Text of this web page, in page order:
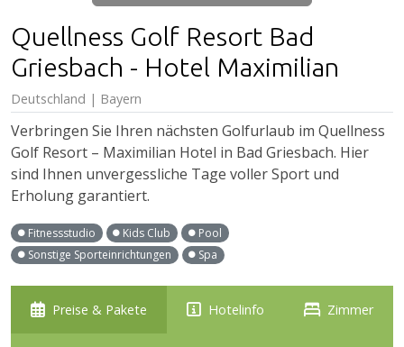
Quellness Golf Resort Bad
Griesbach - Hotel Maximilian
Deutschland | Bayern
Verbringen Sie Ihren nächsten Golfurlaub im Quellness
Golf Resort – Maximilian Hotel in Bad Griesbach. Hier
sind Ihnen unvergessliche Tage voller Sport und
Erholung garantiert.
Fitnessstudio Kids Club
Pool
Sonstige Sporteinrichtungen
Spa
Preise & Pakete Hotelinfo Zimmer